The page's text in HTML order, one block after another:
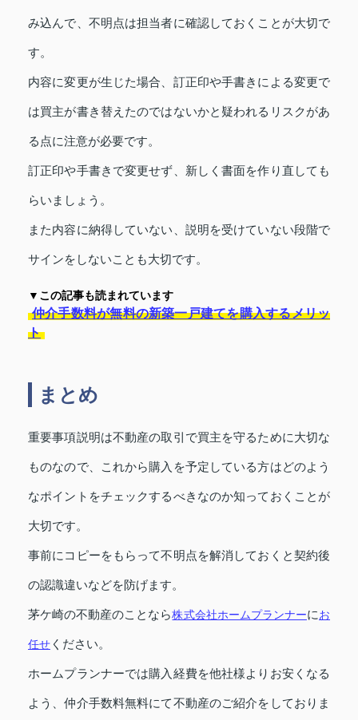
み込んで、不明点は担当者に確認しておくことが大切で
す。
内容に変更が生じた場合、訂正印や手書きによる変更で
は買主が書き替えたのではないかと疑われるリスクがあ
る点に注意が必要です。
訂正印や手書きで変更せず、新しく書面を作り直しても
らいましょう。
また内容に納得していない、説明を受けていない段階で
サインをしないことも大切です。
▼この記事も読まれています
仲介手数料が無料の新築一戸建てを購入するメリッ
ト
まとめ
重要事項説明は不動産の取引で買主を守るために大切な
ものなので、これから購入を予定している方はどのよう
なポイントをチェックするべきなのか知っておくことが
大切です。
事前にコピーをもらって不明点を解消しておくと契約後
の認識違いなどを防げます。
茅ケ崎の不動産のことなら株式会社ホームプランナーにお
任せ ください。
ホームプランナーでは購入経費を他社様よりお安くなる
よう、仲介手数料無料にて不動産のご紹介をしておりま